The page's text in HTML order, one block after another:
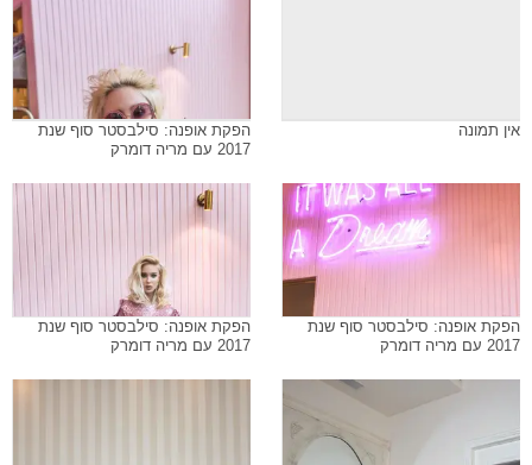
אין תמונה
הפקת אופנה: סילבסטר סוף שנת
2017 עם מריה דומרק
הפקת אופנה: סילבסטר סוף שנת
2017 עם מריה דומרק
הפקת אופנה: סילבסטר סוף שנת
2017 עם מריה דומרק